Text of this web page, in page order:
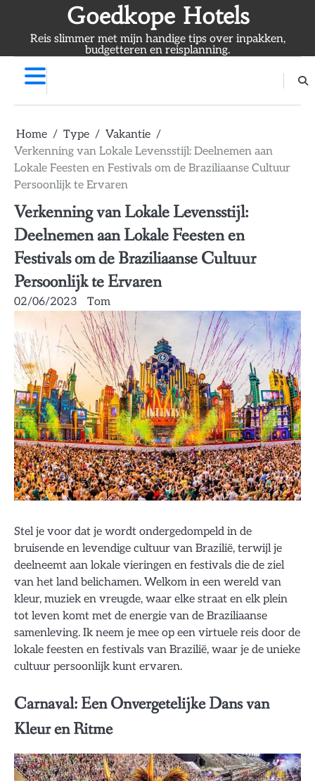
content
Goedkope Hotels
Reis slimmer met mijn handige tips over inpakken,
budgetteren en reisplanning.
Home Type
Vakantie
Verkenning van Lokale Levensstijl: Deelnemen aan
Lokale Feesten en Festivals om de Braziliaanse Cultuur
Persoonlijk te Ervaren
Verkenning van Lokale Levensstijl:
Deelnemen aan Lokale Feesten en
Festivals om de Braziliaanse Cultuur
Persoonlijk te Ervaren
02/06/2023 Tom
Stel je voor dat je wordt ondergedompeld in de
bruisende en levendige cultuur van Brazilië, terwijl je
deelneemt aan lokale vieringen en festivals die de ziel
van het land belichamen. Welkom in een wereld van
kleur, muziek en vreugde, waar elke straat en elk plein
tot leven komt met de energie van de Braziliaanse
samenleving. Ik neem je mee op een virtuele reis door de
lokale feesten en festivals van Brazilië, waar je de unieke
cultuur persoonlijk kunt ervaren.
Carnaval: Een Onvergetelijke Dans van
Kleur en Ritme